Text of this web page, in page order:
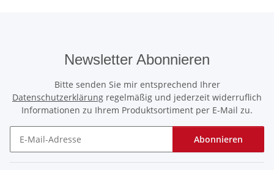
Newsletter Abonnieren
Bitte senden Sie mir entsprechend Ihrer
Datenschutzerklärung regelmäßig und jederzeit widerruflich
Informationen zu Ihrem Produktsortiment per E-Mail zu.
Abonnieren